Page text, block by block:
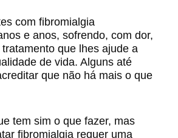
com fibromialgia
e anos, sofrendo, com dor,
que lhes ajude a
de vida. Alguns até
que não há mais o que
tem sim o que fazer, mas
fibromialgia requer uma